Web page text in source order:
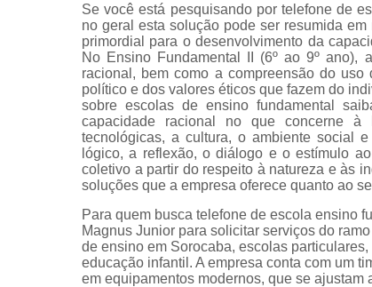
Se você está pesquisando por telefone de
no geral esta solução pode ser resumida
primordial para o desenvolvimento da
No Ensino Fundamental II (6º ao 9º ano),
racional, bem como a compreensão do
político e dos valores éticos que fazem do
sobre escolas de ensino fundamental
capacidade racional no que concerne à
tecnológicas, a cultura, o ambiente social
lógico, a reflexão, o diálogo e o estímulo
coletivo a partir do respeito à natureza e às
soluções que a empresa oferece quanto ao
Para quem busca telefone de escola ensino
Magnus Junior para solicitar serviços do
de ensino em Sorocaba, escolas
educação infantil. A empresa conta com um
em equipamentos modernos, que se ajustam